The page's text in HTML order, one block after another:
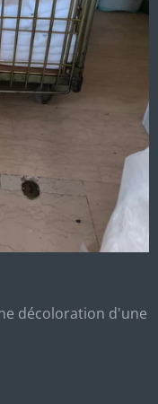
décoloration d'une